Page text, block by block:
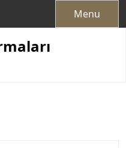
Menu